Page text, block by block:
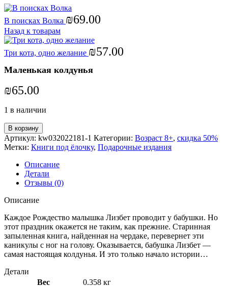
В поисках Волка ₪69.00
Назад к товарам
Три кота, одно желание ₪57.00
Маленькая колдунья
₪65.00
1 в наличии
В корзину
Артикул: kw032022181-1 Категории: Возраст 8+, скидка 50%
Метки: Книги под ёлочку, Подарочные издания
Описание
Детали
Отзывы (0)
Описание
Каждое Рождество малышка Лизбет проводит у бабушки. Но
этот праздник окажется не таким, как прежние. Старинная
запыленная книга, найденная на чердаке, перевернет эти
каникулы с ног на голову. Оказывается, бабушка Лизбет —
самая настоящая колдунья. И это только начало истории…
Детали
Вес
0.358 кг